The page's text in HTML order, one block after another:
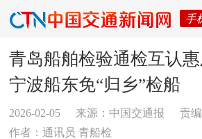
手
青岛船舶检验通检互认
宁波船东免“归乡”检船
2026-02-05 来源：中国交通报
责编
作者：通讯员 青船检